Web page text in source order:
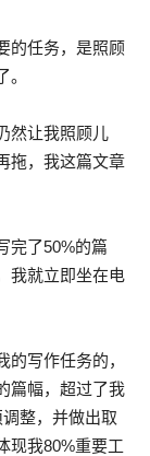
的任务，是照顾
然让我照顾儿
拖，我这篇文章
完了50%的篇
我就立即坐在电
写作任务的，
篇幅，超过了我
整，并做出取
现我80%重要工